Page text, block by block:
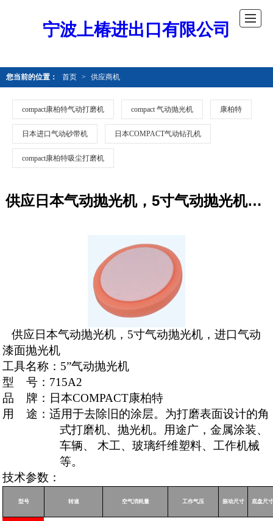
宁波上椿进出口有限公司
您当前的位置： 首页 > 供应商机
compact康柏特气动打磨机 compact 气动抛光机 康柏特
日本进口气动砂带机 日本COMPACT气动钻孔机
compact康柏特吸尘打磨机
供应日本气动抛光机，5寸气动抛光机，进口气动 漆面抛光机
供应日本气动抛光机，5寸气动抛光机，进口气动
漆面抛光机
工具名称： 5”气动抛光机
型
号： 715A2
品
牌：日本COMPACT康柏特
用
途：适用于去除旧的涂层。为打磨表面设计的角
式打磨机、抛光机。用途广，金属涂装、
车辆、
木工、玻璃纤维塑料、工作机械
等。
技术参数：
型号 转速 空气消耗量 工作气压 振动尺寸 底盘尺寸